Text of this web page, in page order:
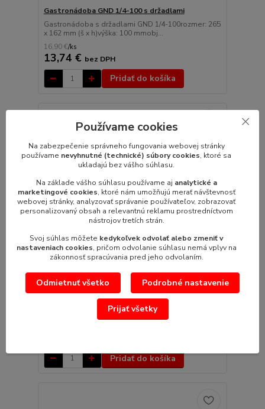
Gastronádoba GND 1/4-100 s držadlami
Gastronádoba s držadlami GND 1/4-100rozmer: 265
x 162 mm (š x h)výška: 100 mmobj...
16,90 €/ks
13,74 € bez DPH
Pridať do košíka
Gastronádoba GND 1/3-100 s držadlami
Gastronádoba s držadlami GND 1/3-100rozmer:
176 x 325 mm (š x h)výška: 100 mmob...
Pridať do košíka
Používame cookies
Na zabezpečenie správneho fungovania webovej stránky
používame nevyhnutné (technické) súbory cookies, ktoré sa
ukladajú bez vášho súhlasu.
Na základe vášho súhlasu používame aj analytické a
marketingové cookies, ktoré nám umožňujú merať návštevnosť
webovej stránky, analyzovať správanie používateľov, zobrazovať
personalizovaný obsah a relevantnú reklamu prostredníctvom
nástrojov tretích strán.
Svoj súhlas môžete kedykoľvek odvolať alebo zmeniť v
nastaveniach cookies, pričom odvolanie súhlasu nemá vplyv na
zákonnosť spracúvania pred jeho odvolaním.
Odmietnuť všetko Podrobné nastavenie
Prijať všetky